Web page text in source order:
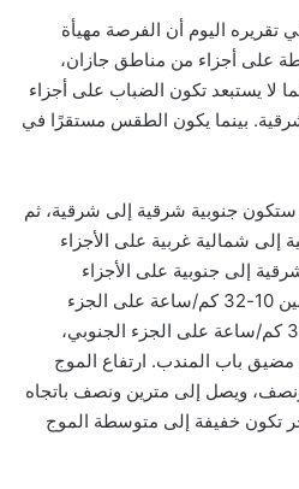
تقريره اليوم أن الفرصة مهيأة
على أجزاء من مناطق جازان،
لا يستبعد تكون الضباب على أجزاء
بينما يكون الطقس مستقرًا في
ستكون جنوبية شرقية إلى شرقية، ثم
شمالية غربية على الأجزاء
إلى جنوبية على الأجزاء
الجنوبية. سرعة الرياح تتراوح بين 10-32 كم/ساعة على الجزء
الشمالي والأوسط، وبين 12-38 كم/ساعة على الجزء الجنوبي،
باتجاه مضيق باب المندب. ارتفاع الموج
ويصل إلى مترين ونصف باتجاه
تكون خفيفة إلى متوسطة الموج